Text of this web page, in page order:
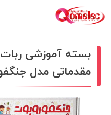
بسته آموزشی
مقدماتی مدل